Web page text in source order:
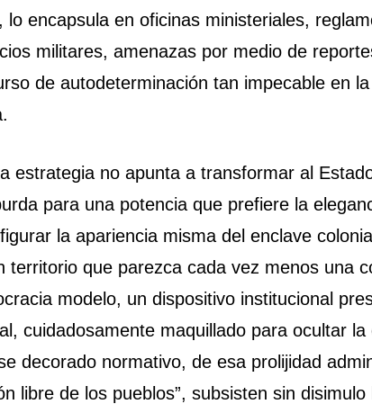
lo encapsula en oficinas ministeriales,
militares, amenazas por medio de
de autodeterminación tan impecable en
estrategia no apunta a transformar al
para una potencia que prefiere la
la apariencia misma del enclave
territorio que parezca cada vez menos una
modelo, un dispositivo institucional
cuidadosamente maquillado para ocultar la
decorado normativo, de esa prolijidad
libre de los pueblos”, subsisten sin